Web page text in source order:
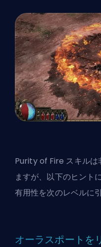
Purity of Fire スキルは
ますが、以下のヒント
有用性を次のレベルに
オーラスポートを